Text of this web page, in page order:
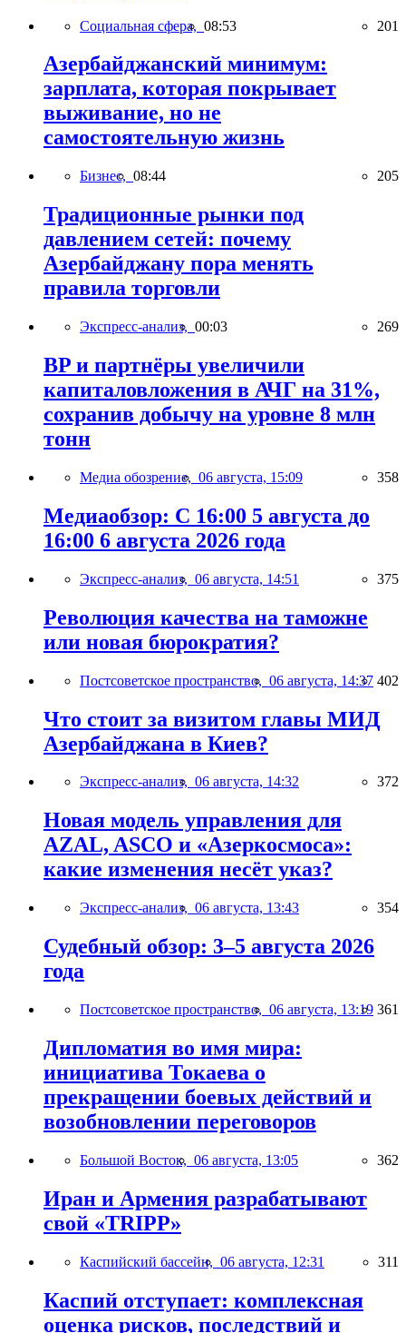
Социальная сфера, 08:53 201
Азербайджанский минимум:
зарплата, которая покрывает
выживание, но не
самостоятельную жизнь
Бизнес, 08:44 205
Традиционные рынки под
давлением сетей: почему
Азербайджану пора менять
правила торговли
Экспресс-анализ, 00:03 269
BP и партнёры увеличили
капиталовложения в АЧГ на 31%,
сохранив добычу на уровне 8 млн
тонн
Медиа обозрение, 06 августа, 15:09 358
Медиаобзор: С 16:00 5 августа до
16:00 6 августа 2026 года
Экспресс-анализ, 06 августа, 14:51 375
Революция качества на таможне
или новая бюрократия?
Постсоветское пространство, 06 августа, 14:37 402
Что стоит за визитом главы МИД
Азербайджана в Киев?
Экспресс-анализ, 06 августа, 14:32 372
Новая модель управления для
AZAL, ASCO и «Азеркосмоса»:
какие изменения несёт указ?
Экспресс-анализ, 06 августа, 13:43 354
Судебный обзор: 3–5 августа 2026
года
Постсоветское пространство, 06 августа, 13:19 361
Дипломатия во имя мира:
инициатива Токаева о
прекращении боевых действий и
возобновлении переговоров
Большой Восток, 06 августа, 13:05 362
Иран и Армения разрабатывают
свой «TRIPP»
Каспийский бассейн, 06 августа, 12:31 311
Каспий отступает: комплексная
оценка рисков, последствий и